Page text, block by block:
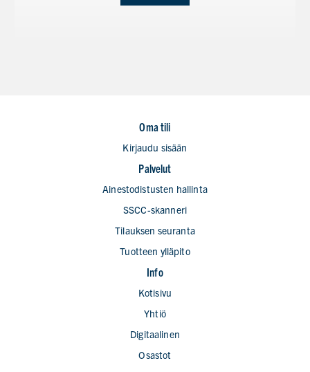
Oma tili
Kirjaudu sisään
Palvelut
Ainestodistusten hallinta
SSCC-skanneri
Tilauksen seuranta
Tuotteen ylläpito
Info
Kotisivu
Yhtiö
Digitaalinen
Osastot